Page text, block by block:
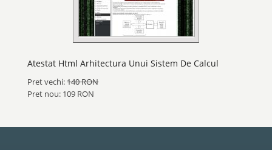
Atestat Html Arhitectura Unui Sistem De Calcul
Pret vechi:140 RON
Pret nou: 109 RON